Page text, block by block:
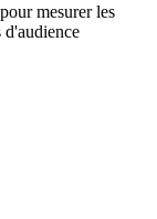
mesurer les
d'audience